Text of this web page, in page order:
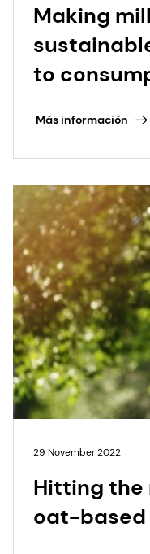
Making
to
Más información
29 November 2022
Hitting the
oat-based